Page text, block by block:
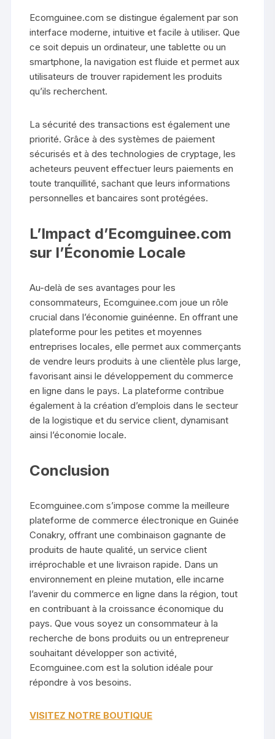
Ecomguinee.com se distingue également par son
interface moderne, intuitive et facile à utiliser. Que
ce soit depuis un ordinateur, une tablette ou un
smartphone, la navigation est fluide et permet aux
utilisateurs de trouver rapidement les produits
qu’ils recherchent.
La sécurité des transactions est également une
priorité. Grâce à des systèmes de paiement
sécurisés et à des technologies de cryptage, les
acheteurs peuvent effectuer leurs paiements en
toute tranquillité, sachant que leurs informations
personnelles et bancaires sont protégées.
L’Impact d’Ecomguinee.com
sur l’Économie Locale
Au-delà de ses avantages pour les
consommateurs, Ecomguinee.com joue un rôle
crucial dans l’économie guinéenne. En offrant une
plateforme pour les petites et moyennes
entreprises locales, elle permet aux commerçants
de vendre leurs produits à une clientèle plus large,
favorisant ainsi le développement du commerce
en ligne dans le pays. La plateforme contribue
également à la création d’emplois dans le secteur
de la logistique et du service client, dynamisant
ainsi l’économie locale.
Conclusion
Ecomguinee.com s’impose comme la meilleure
plateforme de commerce électronique en Guinée
Conakry, offrant une combinaison gagnante de
produits de haute qualité, un service client
irréprochable et une livraison rapide. Dans un
environnement en pleine mutation, elle incarne
l’avenir du commerce en ligne dans la région, tout
en contribuant à la croissance économique du
pays. Que vous soyez un consommateur à la
recherche de bons produits ou un entrepreneur
souhaitant développer son activité,
Ecomguinee.com est la solution idéale pour
répondre à vos besoins.
VISITEZ NOTRE BOUTIQUE